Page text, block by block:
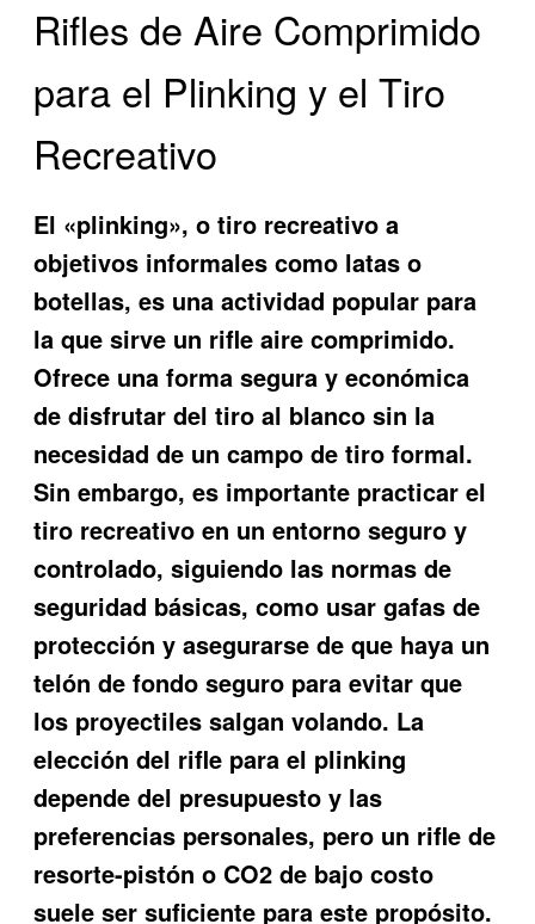
Rifles de Aire Comprimido
para el Plinking y el Tiro
Recreativo
El «plinking», o tiro recreativo a
objetivos informales como latas o
botellas, es una actividad popular para
la que sirve un rifle aire comprimido.
Ofrece una forma segura y económica
de disfrutar del tiro al blanco sin la
necesidad de un campo de tiro formal.
Sin embargo, es importante practicar el
tiro recreativo en un entorno seguro y
controlado, siguiendo las normas de
seguridad básicas, como usar gafas de
protección y asegurarse de que haya un
telón de fondo seguro para evitar que
los proyectiles salgan volando. La
elección del rifle para el plinking
depende del presupuesto y las
preferencias personales, pero un rifle de
resorte-pistón o CO2 de bajo costo
suele ser suficiente para este propósito.